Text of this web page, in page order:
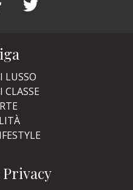
LUSSO
CLASSE
Privacy